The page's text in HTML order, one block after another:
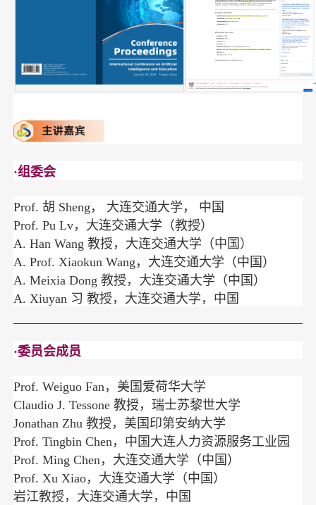
·组委会
Prof. 胡 Sheng， 大连交通大学， 中国
Prof. Pu Lv，大连交通大学（教授）
A. Han Wang 教授，大连交通大学（中国）
A. Prof. Xiaokun Wang，大连交通大学（中国）
A. Meixia Dong 教授，大连交通大学（中国）
A. Xiuyan 习 教授，大连交通大学，中国
·委员会成员
Prof. Weiguo Fan，美国爱荷华大学
Claudio J. Tessone 教授，瑞士苏黎世大学
Jonathan Zhu 教授，美国印第安纳大学
Prof. Tingbin Chen，中国大连人力资源服务工业园
Prof. Ming Chen，大连交通大学（中国）
Prof. Xu Xiao，大连交通大学（中国）
岩江教授，大连交通大学，中国